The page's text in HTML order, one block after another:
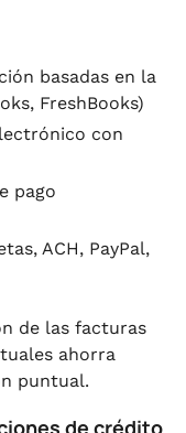
basadas en la
FreshBooks)
con
pago
ACH, PayPal,
de las facturas
ahorra
puntual.
de crédito